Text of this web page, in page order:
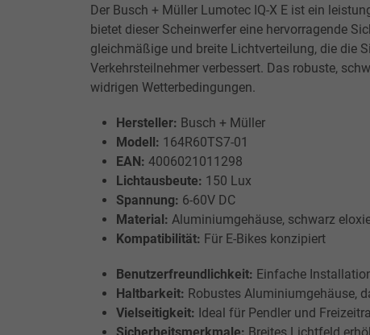
Der Busch + Müller Lumotec IQ-X E ist ein
bietet dieser Scheinwerfer eine hervorragende
gleichmäßige und breite Lichtverteilung, die die
Verkehrsteilnehmer verbessert. Das robuste,
widrigen Wetterbedingungen.
Hersteller: Busch + Müller
Modell: 164R60TS7-01
EAN: 4006021011298
Lichtausbeute: 150 Lux
Spannung: 6-60V DC
Material: Aluminiumgehäuse, schwarz
Kompatibilität: Für E-Bikes konzipiert
Benutzerfreundlichkeit: Einfache
Haltbarkeit: Robustes Aluminiumgehäuse,
Vielseitigkeit: Ideal für Pendler und